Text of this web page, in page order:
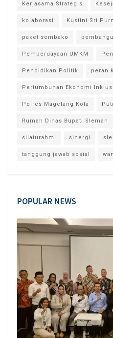
Kerjasama Strategis
kolaborasi Kustini Sri
paket sembako
Pemberdayaan UMKM
Pendidikan Politik peran
Pertumbuhan Ekonomi
Polres Magelang Kota
Rumah Dinas Bupati Sleman
silaturahmi sinergi
tanggung jawab sosial
POPULAR NEWS